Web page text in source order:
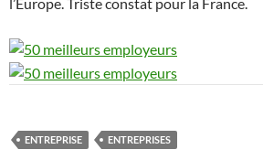
ENTREPRISE ENTREPRISES